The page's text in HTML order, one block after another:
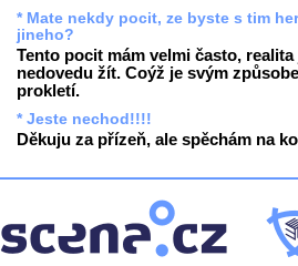
* Mate nekdy pocit, ze byste s tim
jineho?
Tento pocit mám velmi často,
nedovedu žít. Coýž je svým
prokletí.
* Jeste nechod!!!!
Děkuju za přízeň, ale spěchám na